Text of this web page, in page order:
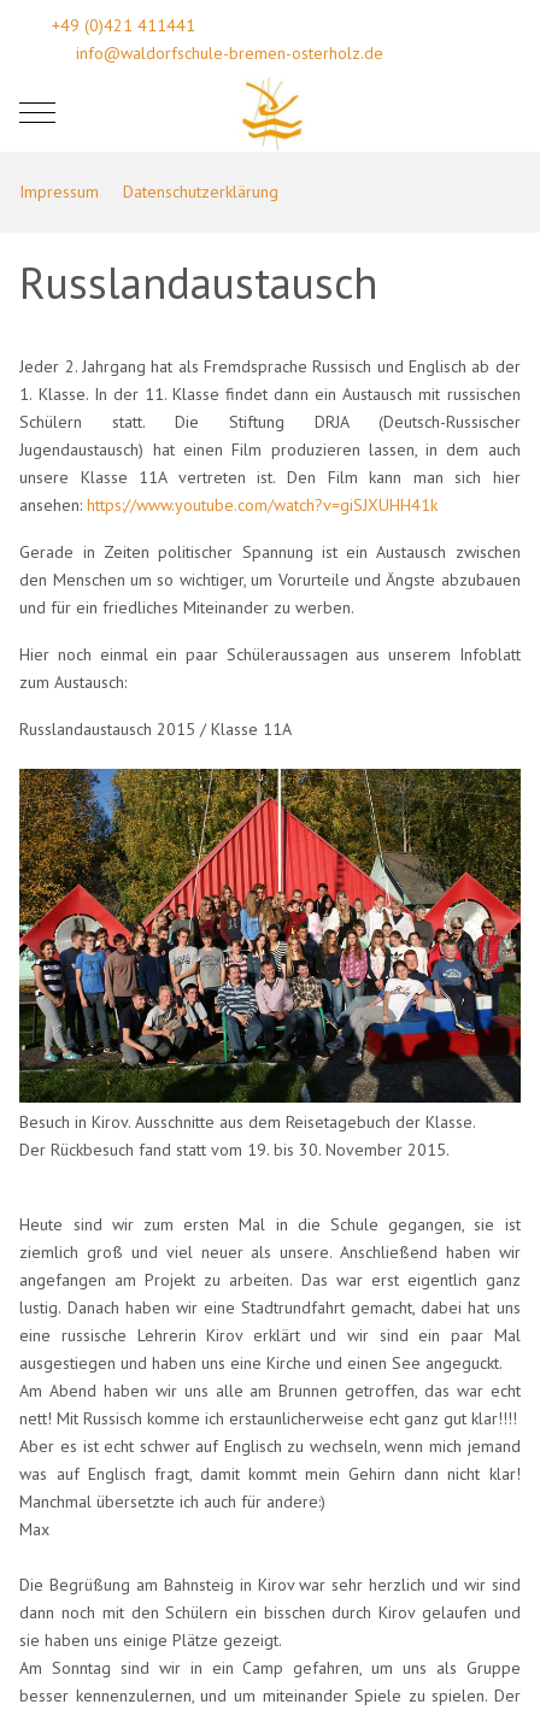
+49 (0)421 411441
info@waldorfschule-bremen-osterholz.de
Mobile Menu Toggle
Impressum Datenschutzerklärung
Russlandaustausch
Jeder 2. Jahrgang hat als Fremdsprache Russisch und Englisch ab der
1. Klasse. In der 11. Klasse findet dann ein Austausch mit russischen
Schülern statt. Die Stiftung DRJA (Deutsch-Russischer
Jugendaustausch) hat einen Film produzieren lassen, in dem auch
unsere Klasse 11A vertreten ist. Den Film kann man sich hier
ansehen:https://www.youtube.com/watch?v=giSJXUHH41k
Gerade in Zeiten politischer Spannung ist ein Austausch zwischen
den Menschen um so wichtiger, um Vorurteile und Ängste abzubauen
und für ein friedliches Miteinander zu werben.
Hier noch einmal ein paar Schüleraussagen aus unserem Infoblatt
zum Austausch:
Russlandaustausch 2015 / Klasse 11A
Besuch in Kirov. Ausschnitte aus dem Reisetagebuch der Klasse.
Der Rückbesuch fand statt vom 19. bis 30. November 2015.
Heute sind wir zum ersten Mal in die Schule gegangen, sie ist
ziemlich groß und viel neuer als unsere. Anschließend haben wir
angefangen am Projekt zu arbeiten. Das war erst eigentlich ganz
lustig. Danach haben wir eine Stadtrundfahrt gemacht, dabei hat uns
eine russische Lehrerin Kirov erklärt und wir sind ein paar Mal
ausgestiegen und haben uns eine Kirche und einen See angeguckt.
Am Abend haben wir uns alle am Brunnen getroffen, das war echt
nett! Mit Russisch komme ich erstaunlicherweise echt ganz gut klar!!!!
Aber es ist echt schwer auf Englisch zu wechseln, wenn mich jemand
was auf Englisch fragt, damit kommt mein Gehirn dann nicht klar!
Manchmal übersetzte ich auch für andere:)
Max
Die Begrüßung am Bahnsteig in Kirov war sehr herzlich und wir sind
dann noch mit den Schülern ein bisschen durch Kirov gelaufen und
sie haben uns einige Plätze gezeigt.
Am Sonntag sind wir in ein Camp gefahren, um uns als Gruppe
besser kennenzulernen, und um miteinander Spiele zu spielen. Der